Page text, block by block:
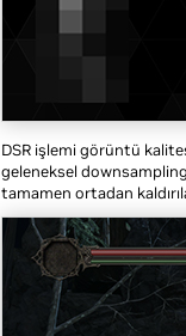
DSR işlemi görüntü
geleneksel
tamamen ortadan